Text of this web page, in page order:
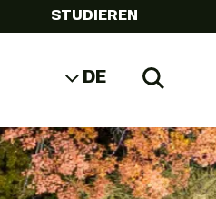
STUDIEREN
DE
EN